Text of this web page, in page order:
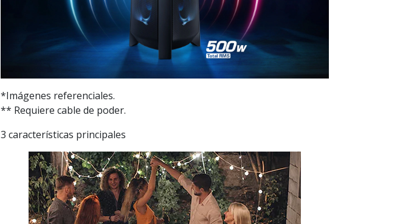
*Imágenes referenciales.
** Requiere cable de poder.
3 características principales